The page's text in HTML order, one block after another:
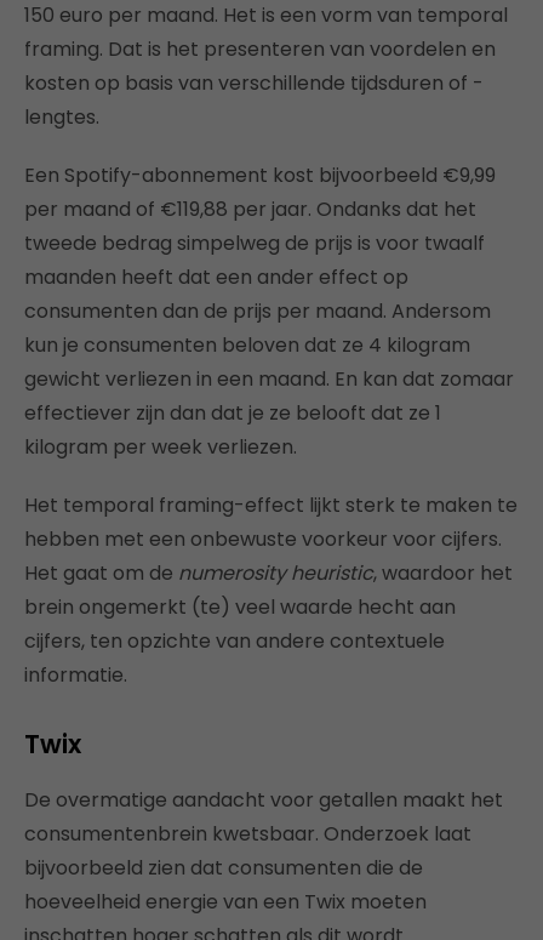
150 euro per maand. Het is een vorm van temporal
framing. Dat is het presenteren van voordelen en
kosten op basis van verschillende tijdsduren of -
lengtes.
Een Spotify-abonnement kost bijvoorbeeld €9,99
per maand of €119,88 per jaar. Ondanks dat het
tweede bedrag simpelweg de prijs is voor twaalf
maanden heeft dat een ander effect op
consumenten dan de prijs per maand. Andersom
kun je consumenten beloven dat ze 4 kilogram
gewicht verliezen in een maand. En kan dat zomaar
effectiever zijn dan dat je ze belooft dat ze 1
kilogram per week verliezen.
Het temporal framing-effect lijkt sterk te maken te
hebben met een onbewuste voorkeur voor cijfers.
Het gaat om de numerosity heuristic, waardoor het
brein ongemerkt (te) veel waarde hecht aan
cijfers, ten opzichte van andere contextuele
informatie.
Twix
De overmatige aandacht voor getallen maakt het
consumentenbrein kwetsbaar. Onderzoek laat
bijvoorbeeld zien dat consumenten die de
hoeveelheid energie van een Twix moeten